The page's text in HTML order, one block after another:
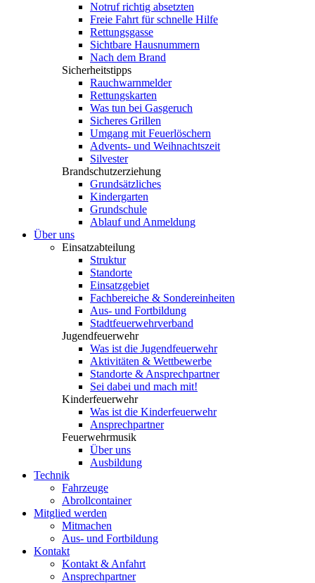
Notruf richtig absetzten
Freie Fahrt für schnelle Hilfe
Rettungsgasse
Sichtbare Hausnummern
Nach dem Brand
Sicherheitstipps
Rauchwarnmelder
Rettungskarten
Was tun bei Gasgeruch
Sicheres Grillen
Umgang mit Feuerlöschern
Advents- und Weihnachtszeit
Silvester
Brandschutzerziehung
Grundsätzliches
Kindergarten
Grundschule
Ablauf und Anmeldung
Über uns
Einsatzabteilung
Struktur
Standorte
Einsatzgebiet
Fachbereiche & Sondereinheiten
Aus- und Fortbildung
Stadtfeuerwehrverband
Jugendfeuerwehr
Was ist die Jugendfeuerwehr
Aktivitäten & Wettbewerbe
Standorte & Ansprechpartner
Sei dabei und mach mit!
Kinderfeuerwehr
Was ist die Kinderfeuerwehr
Ansprechpartner
Feuerwehrmusik
Über uns
Ausbildung
Technik
Fahrzeuge
Abrollcontainer
Mitglied werden
Mitmachen
Aus- und Fortbildung
Kontakt
Kontakt & Anfahrt
Ansprechpartner